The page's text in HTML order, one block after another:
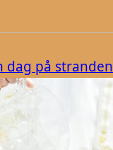
dag på stranden